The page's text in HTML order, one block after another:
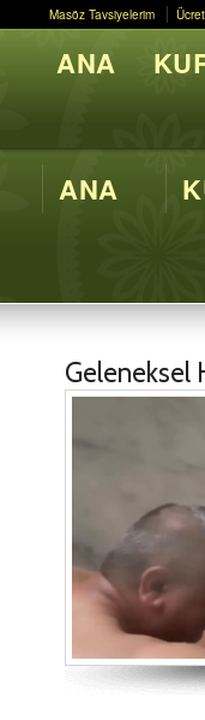
Masöz Tavsiyelerim
ANA
Geleneksel
Masöz Tavsiyelerim
ANA